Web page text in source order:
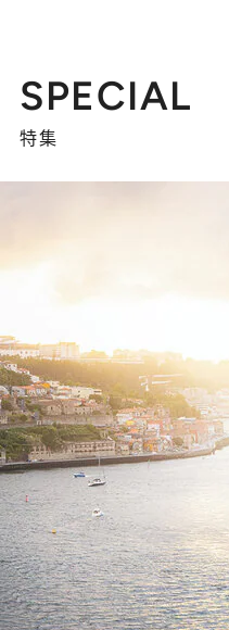
SPECIAL
特集